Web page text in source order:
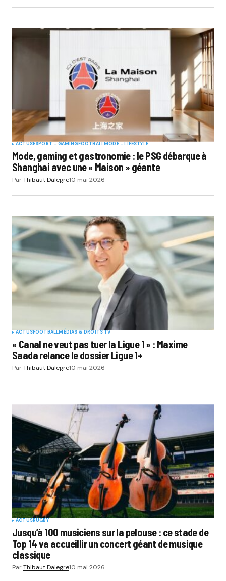
ACTUSESPORT - GAMINGFOOTBALLMODE - LIFESTYLE
Mode, gaming et gastronomie : le PSG débarque à
Shanghai avec une « Maison » géante
ParThibaut Dalegre10 mai 2026
ACTUSFOOTBALLMÉDIAS & DROITS TV
« Canal ne veut pas tuer la Ligue 1 » : Maxime
Saada relance le dossier Ligue 1+
ParThibaut Dalegre10 mai 2026
ACTUSRUGBY
Jusqu’à 100 musiciens sur la pelouse : ce stade de
Top 14 va accueillir un concert géant de musique
classique
ParThibaut Dalegre10 mai 2026